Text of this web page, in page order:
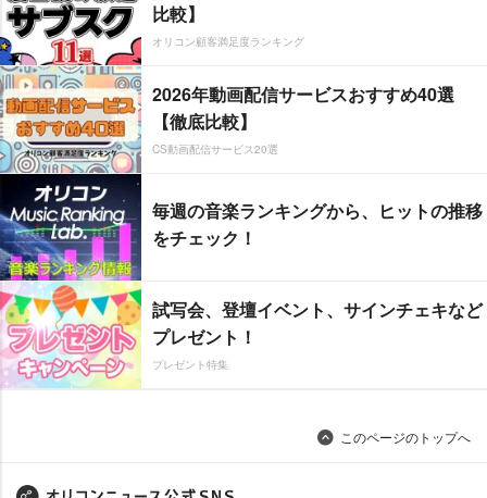
比較】
オリコン顧客満足度ランキング
2026年動画配信サービスおすすめ40選
【徹底比較】
CS動画配信サービス20選
毎週の音楽ランキングから、ヒットの推移
をチェック！
試写会、登壇イベント、サインチェキなど
プレゼント！
プレゼント特集
このページのトップへ